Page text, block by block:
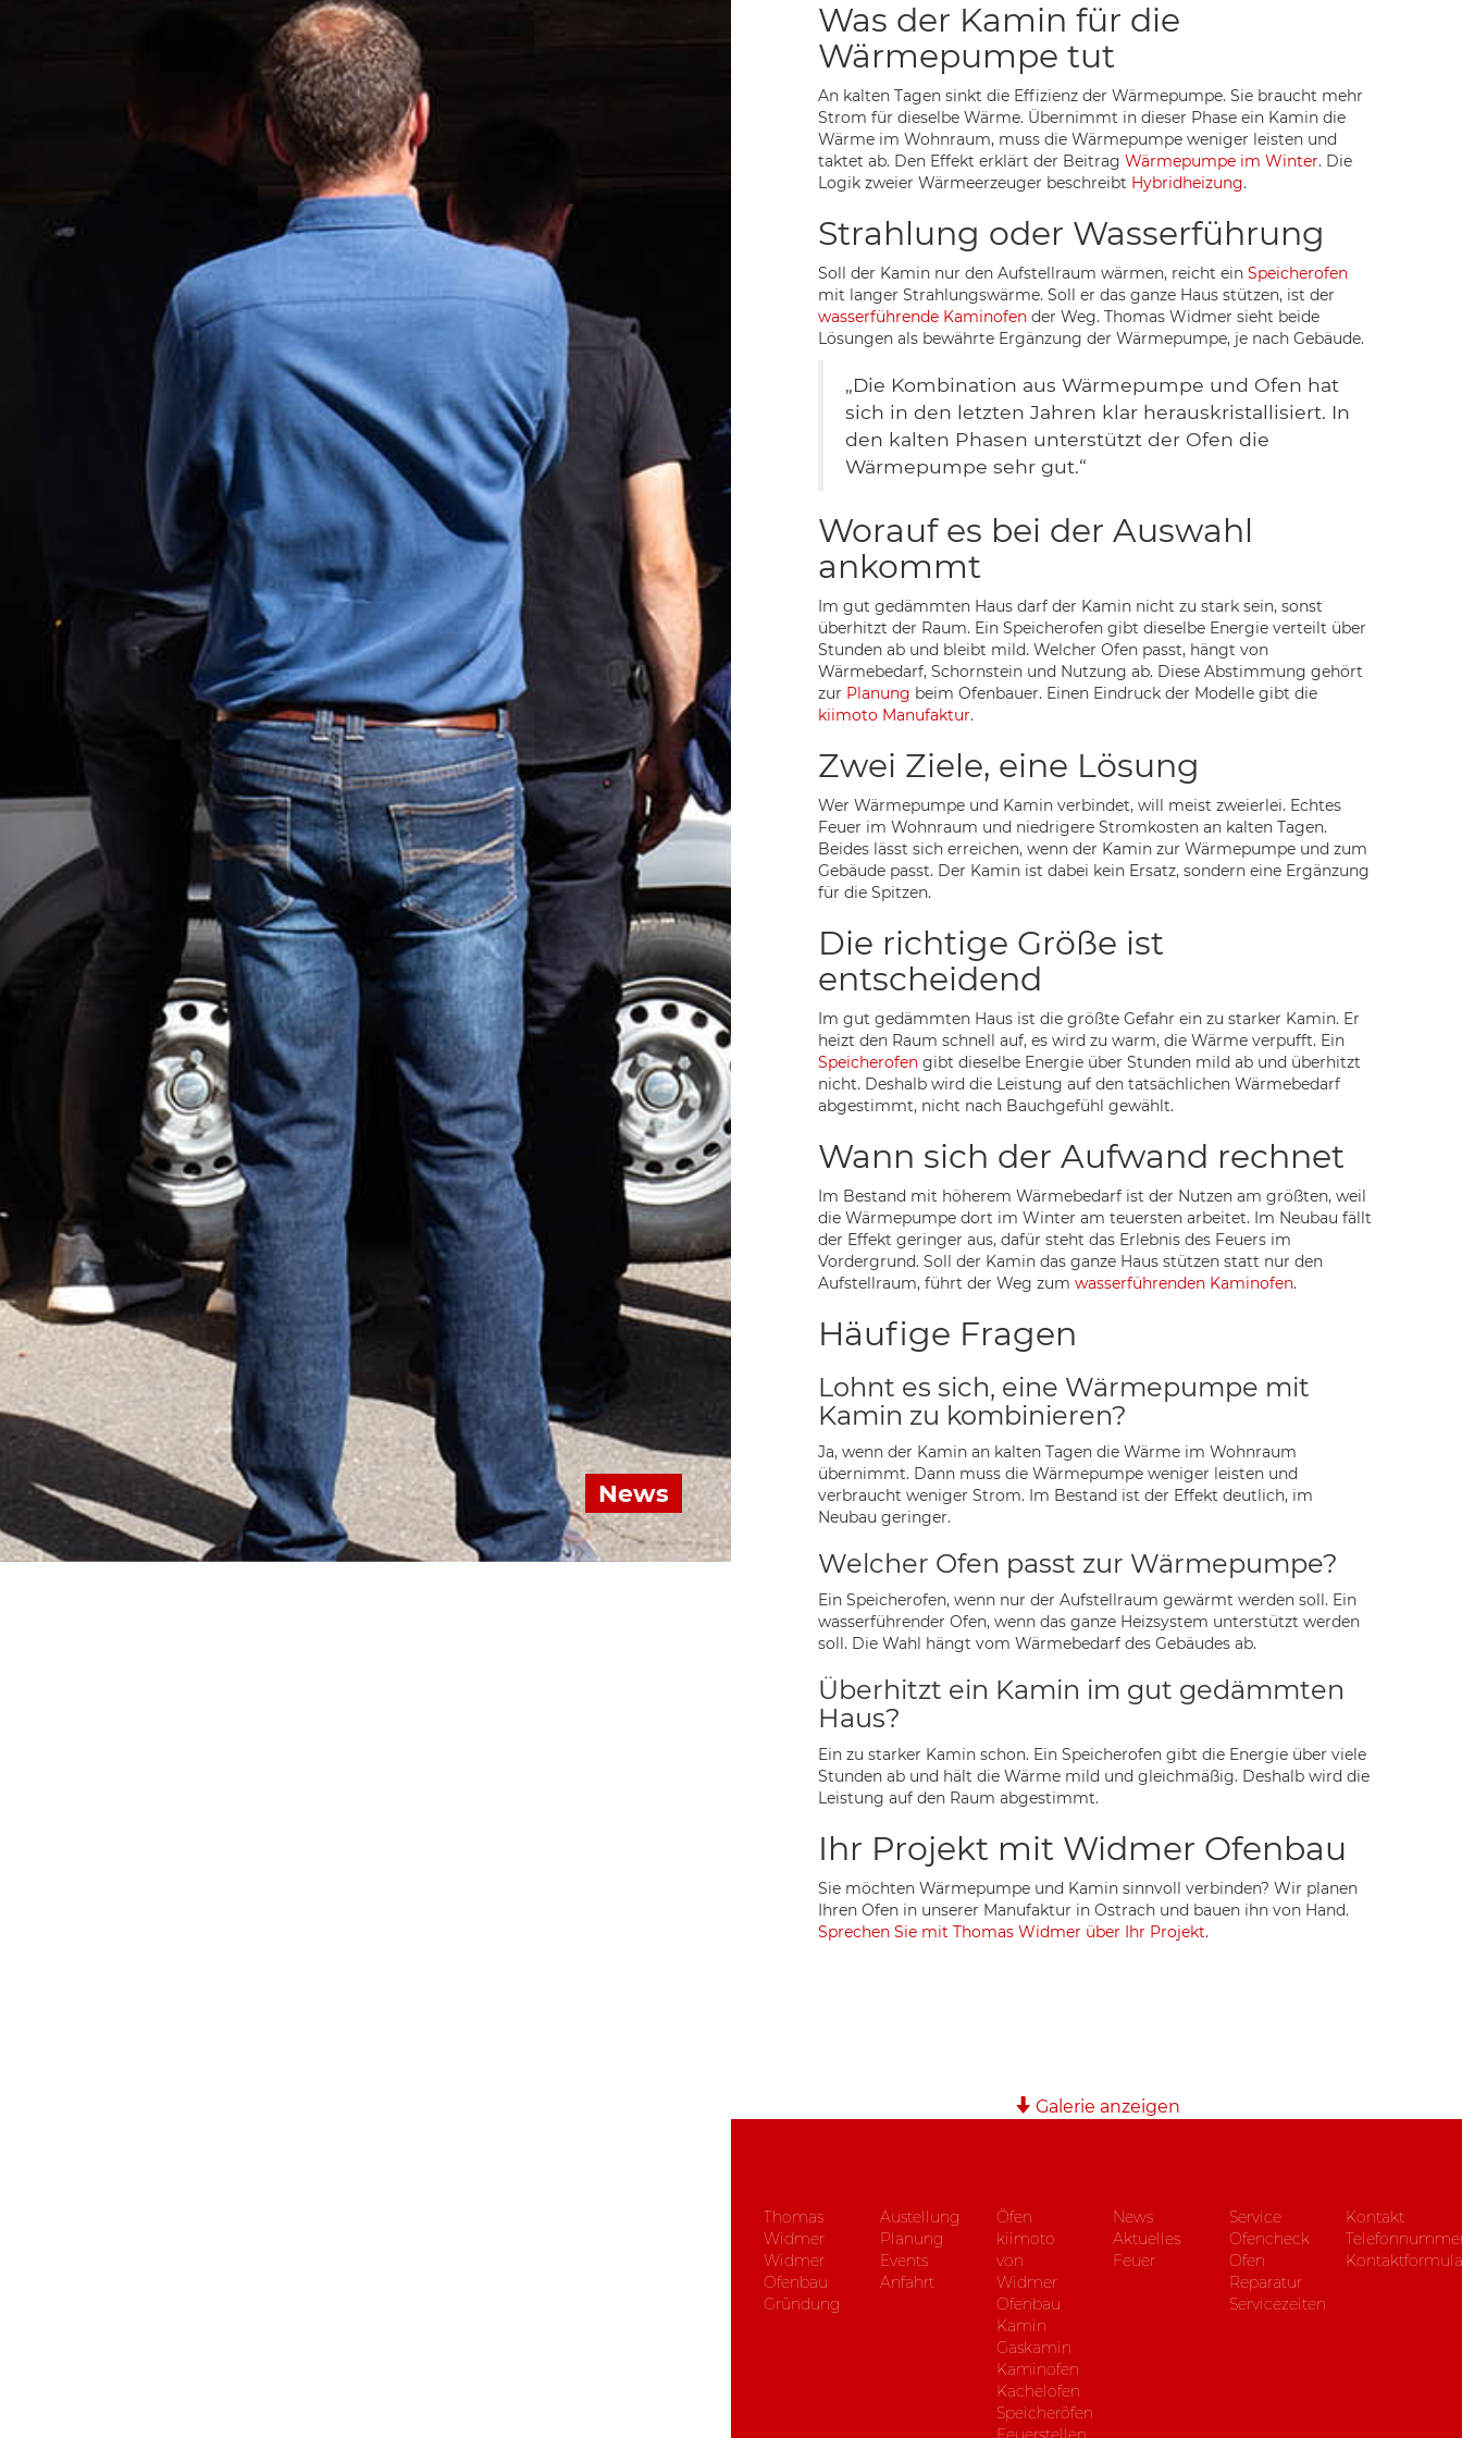
News
Was der Kamin für die
Wärmepumpe tut
An kalten Tagen sinkt die Effizienz der Wärmepumpe. Sie braucht mehr
Strom für dieselbe Wärme. Übernimmt in dieser Phase ein Kamin die
Wärme im Wohnraum, muss die Wärmepumpe weniger leisten und
taktet ab. Den Effekt erklärt der Beitrag Wärmepumpe im Winter. Die
Logik zweier Wärmeerzeuger beschreibt Hybridheizung.
Strahlung oder Wasserführung
Soll der Kamin nur den Aufstellraum wärmen, reicht ein Speicherofen
mit langer Strahlungswärme. Soll er das ganze Haus stützen, ist der
wasserführende Kaminofen der Weg. Thomas Widmer sieht beide
Lösungen als bewährte Ergänzung der Wärmepumpe, je nach Gebäude.
„Die Kombination aus Wärmepumpe und Ofen hat
sich in den letzten Jahren klar herauskristallisiert. In
den kalten Phasen unterstützt der Ofen die
Wärmepumpe sehr gut.“
Worauf es bei der Auswahl
ankommt
Im gut gedämmten Haus darf der Kamin nicht zu stark sein, sonst
überhitzt der Raum. Ein Speicherofen gibt dieselbe Energie verteilt über
Stunden ab und bleibt mild. Welcher Ofen passt, hängt von
Wärmebedarf, Schornstein und Nutzung ab. Diese Abstimmung gehört
zur Planung beim Ofenbauer. Einen Eindruck der Modelle gibt die
kiimoto Manufaktur.
Zwei Ziele, eine Lösung
Wer Wärmepumpe und Kamin verbindet, will meist zweierlei. Echtes
Feuer im Wohnraum und niedrigere Stromkosten an kalten Tagen.
Beides lässt sich erreichen, wenn der Kamin zur Wärmepumpe und zum
Gebäude passt. Der Kamin ist dabei kein Ersatz, sondern eine Ergänzung
für die Spitzen.
Die richtige Größe ist
entscheidend
Im gut gedämmten Haus ist die größte Gefahr ein zu starker Kamin. Er
heizt den Raum schnell auf, es wird zu warm, die Wärme verpufft. Ein
Speicherofen gibt dieselbe Energie über Stunden mild ab und überhitzt
nicht. Deshalb wird die Leistung auf den tatsächlichen Wärmebedarf
abgestimmt, nicht nach Bauchgefühl gewählt.
Wann sich der Aufwand rechnet
Im Bestand mit höherem Wärmebedarf ist der Nutzen am größten, weil
die Wärmepumpe dort im Winter am teuersten arbeitet. Im Neubau fällt
der Effekt geringer aus, dafür steht das Erlebnis des Feuers im
Vordergrund. Soll der Kamin das ganze Haus stützen statt nur den
Aufstellraum, führt der Weg zum wasserführenden Kaminofen.
Häufige Fragen
Lohnt es sich, eine Wärmepumpe mit
Kamin zu kombinieren?
Ja, wenn der Kamin an kalten Tagen die Wärme im Wohnraum
übernimmt. Dann muss die Wärmepumpe weniger leisten und
verbraucht weniger Strom. Im Bestand ist der Effekt deutlich, im
Neubau geringer.
Welcher Ofen passt zur Wärmepumpe?
Ein Speicherofen, wenn nur der Aufstellraum gewärmt werden soll. Ein
wasserführender Ofen, wenn das ganze Heizsystem unterstützt werden
soll. Die Wahl hängt vom Wärmebedarf des Gebäudes ab.
Überhitzt ein Kamin im gut gedämmten
Haus?
Ein zu starker Kamin schon. Ein Speicherofen gibt die Energie über viele
Stunden ab und hält die Wärme mild und gleichmäßig. Deshalb wird die
Leistung auf den Raum abgestimmt.
Ihr Projekt mit Widmer Ofenbau
Sie möchten Wärmepumpe und Kamin sinnvoll verbinden? Wir planen
Ihren Ofen in unserer Manufaktur in Ostrach und bauen ihn von Hand.
Sprechen Sie mit Thomas Widmer über Ihr Projekt.
Galerie anzeigen
Thomas
Widmer
Widmer
Ofenbau
Gründung
Austellung
Planung
Events
Anfahrt
Öfen
kiimoto
von
Widmer
Ofenbau
Kamin
Gaskamin
Kaminofen
Kachelofen
Speicheröfen
News
Aktuelles
Feuer
Service
Ofencheck
Ofen
Reparatur
Servicezeiten
Kontakt